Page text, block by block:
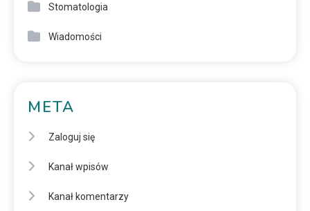
Stomatologia
Wiadomości
META
Zaloguj się
Kanał wpisów
Kanał komentarzy